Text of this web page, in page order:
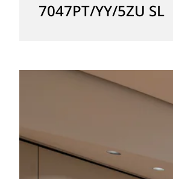
7047PT/YY/5ZU SL